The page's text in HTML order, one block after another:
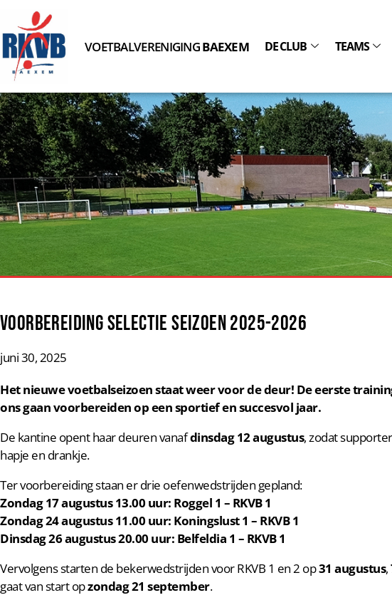
VOETBALVERENIGINGBAEXEM DE CLUB TEAMS
Voorbereiding selectie seizoen 2025-2026
juni 30, 2025
Het nieuwe voetbalseizoen staat weer voor de deur! De eerste
ons gaan voorbereiden op een sportief en succesvol jaar.
De kantine opent haar deuren vanafdinsdag 12 augustus, zodat
hapje en drankje.
Ter voorbereiding staan er drie oefenwedstrijden gepland:
Zondag 17 augustus 13.00 uur: Roggel 1 – RKVB 1
Zondag 24 augustus 11.00 uur: Koningslust 1 – RKVB 1
Dinsdag 26 augustus 20.00 uur: Belfeldia 1 – RKVB 1
Vervolgens starten de bekerwedstrijden voor RKVB 1 en 2 op31 augustus,
gaat van start opzondag 21 september.